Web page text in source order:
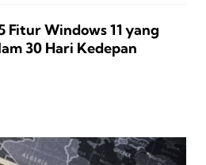
Fitur Windows 11 yang
30 Hari Kedepan